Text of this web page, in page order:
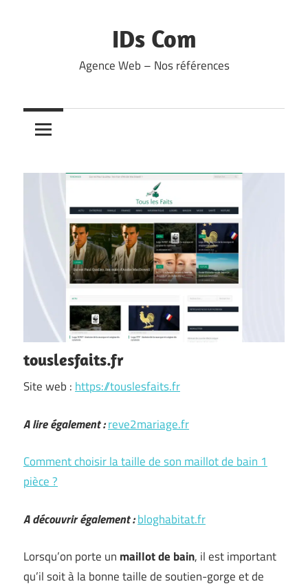
IDs Com
Agence Web – Nos références
touslesfaits.fr
Site web : https://touslesfaits.fr
A lire également :reve2mariage.fr
Comment choisir la taille de son maillot de bain 1
pièce ?
A découvrir également :bloghabitat.fr
Lorsqu’on porte un maillot de bain, il est important
qu’il soit à la bonne taille de soutien-gorge et de